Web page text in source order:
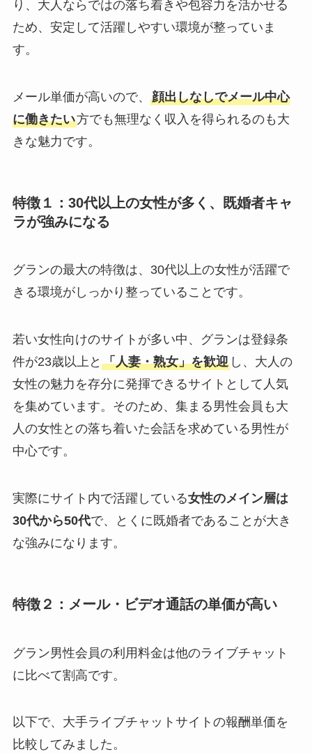
り、大人ならではの落ち着きや包容力を活かせる
ため、安定して活躍しやすい環境が整っていま
す。
メール単価が高いので、 顔出しなしでメール中心
に働きたい方でも無理なく収入を得られるのも大
きな魅力です。
特徴１：30代以上の女性が多く、既婚者キャ
ラが強みになる
グランの最大の特徴は、30代以上の女性が活躍で
きる環境がしっかり整っていることです。
若い女性向けのサイトが多い中、グランは登録条
件が23歳以上と 「人妻・熟女」を歓迎し、大人の
女性の魅力を存分に発揮できるサイトとして人気
を集めています。そのため、集まる男性会員も大
人の女性との落ち着いた会話を求めている男性が
中心です。
実際にサイト内で活躍している女性のメイン層は
30代から50代で、とくに既婚者であることが大き
な強みになります。
特徴２：メール・ビデオ通話の単価が高い
グラン男性会員の利用料金は他のライブチャット
に比べて割高です。
以下で、大手ライブチャットサイトの報酬単価を
比較してみました。